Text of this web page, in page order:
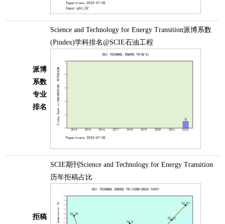
派博
系数
专业
排名
Science and Technology for Energy Transition派博系数
(Pindex)学科排名@SCIE石油工程
拒稿
SCIE期刊Science and Technology for Energy Transition
历年拒稿占比